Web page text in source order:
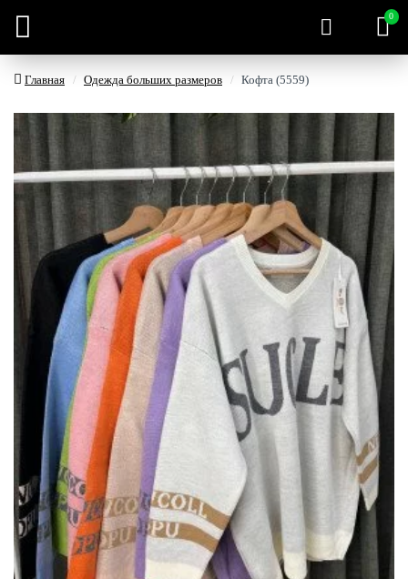
0
Главная Одежда больших размеров Кофта (5559)